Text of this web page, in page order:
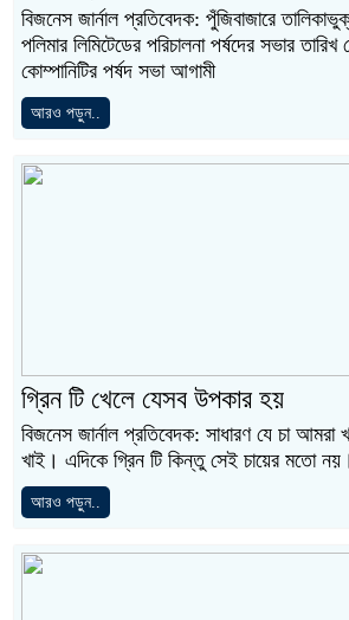
বিজনেস জার্নাল প্রতিবেদক: পুঁজিবাজারে
পলিমার লিমিটেডের পরিচালনা পর্ষদের সভার
কোম্পানিটির পর্ষদ সভা আগামী
আরও পড়ুন..
গ্রিন টি খেলে যেসব উপকার হয়
বিজনেস জার্নাল প্রতিবেদক: সাধারণ যে চা আমরা
খাই। এদিকে গ্রিন টি কিন্তু সেই চায়ের মতো নয়।
আরও পড়ুন..